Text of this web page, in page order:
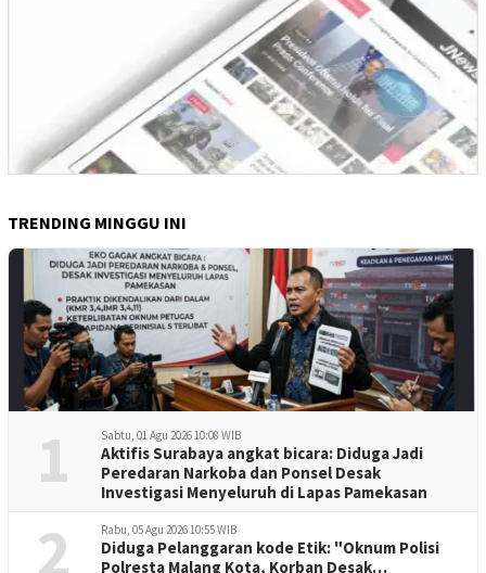
TRENDING MINGGU INI
1 Sabtu, 01 Agu 2026 10:08 WIB
Aktifis Surabaya angkat bicara: Diduga Jadi
Peredaran Narkoba dan Ponsel Desak
Investigasi Menyeluruh di Lapas Pamekasan
2 Rabu, 05 Agu 2026 10:55 WIB
Diduga Pelanggaran kode Etik: "Oknum Polisi
Polresta Malang Kota, Korban Desak